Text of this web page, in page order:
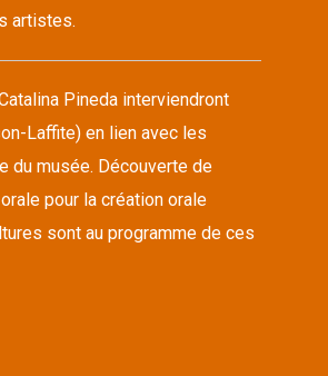
artistes.
Pineda interviendront
Laffite) en lien avec les
du musée. Découverte de
pour la création orale
sont au programme de ces